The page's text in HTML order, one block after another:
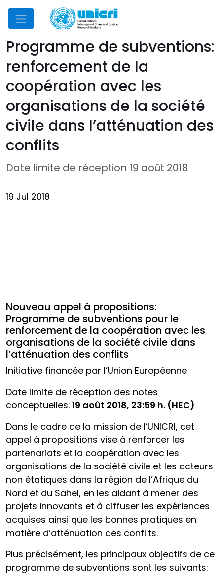
Mobile Menu
Programme de subventions:
renforcement de la
coopération avec les
organisations de la société
civile dans l’atténuation des
conflits
Date limite de réception 19 août 2018
19 Jul 2018
Nouveau appel à propositions:
Programme de subventions pour le
renforcement de la coopération avec les
organisations de la société civile dans
l’atténuation des conflits
Initiative financée par l’Union Européenne
Date limite de réception des notes
conceptuelles: 19 août 2018, 23:59 h. (HEC)
Dans le cadre de la mission de l’UNICRI, cet
appel à propositions vise à renforcer les
partenariats et la coopération avec les
organisations de la société civile et les acteurs
non étatiques dans la région de l’Afrique du
Nord et du Sahel, en les aidant à mener des
projets innovants et à diffuser les expériences
acquises ainsi que les bonnes pratiques en
matière d’atténuation des conflits.
Plus précisément, les principaux objectifs de ce
programme de subventions sont les suivants: